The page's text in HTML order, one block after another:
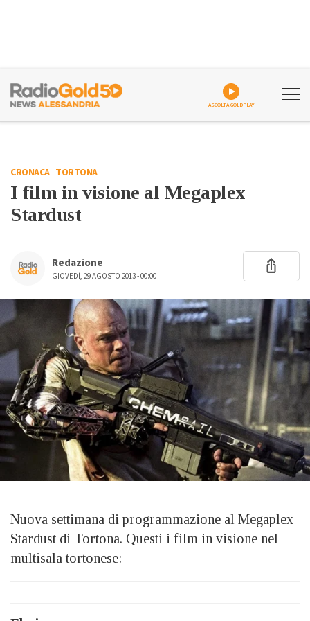
ASCOLTA GOLDPLAY
CRONACA-TORTONA
I film in visione al Megaplex
Stardust
Redazione
GIOVEDÌ, 29 AGOSTO 2013 - 00:00
Nuova settimana di programmazione al Megaplex
Stardust di Tortona. Questi i film in visione nel
multisala tortonese: